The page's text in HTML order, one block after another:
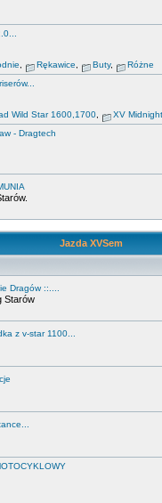
Rękawice Buty, Różne
Wild Star 1600,1700 XV
- Dragtech
Jazda XVSem
Dragów ::....
Starów
z v-star 1100...